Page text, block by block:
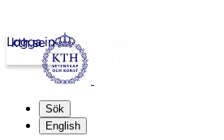
kth.se
Logga in
Sök
English